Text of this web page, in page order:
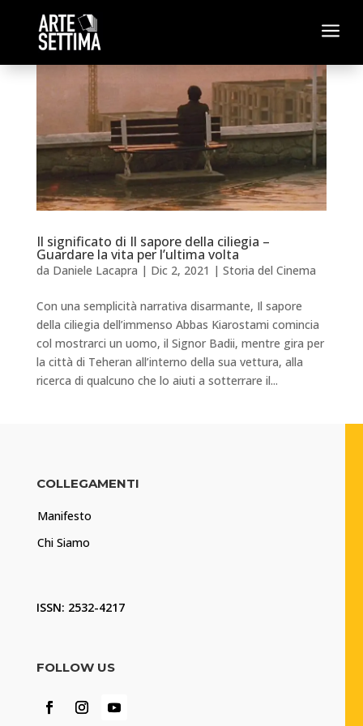
a
Il significato di Il sapore della ciliegia –
Guardare la vita per l’ultima volta
da Daniele Lacapra | Dic 2, 2021 | Storia del Cinema
Con una semplicità narrativa disarmante, Il sapore
della ciliegia dell’immenso Abbas Kiarostami comincia
col mostrarci un uomo, il Signor Badii, mentre gira per
la città di Teheran all’interno della sua vettura, alla
ricerca di qualcuno che lo aiuti a sotterrare il...
COLLEGAMENTI
Manifesto
Chi Siamo
ISSN: 2532-4217
FOLLOW US